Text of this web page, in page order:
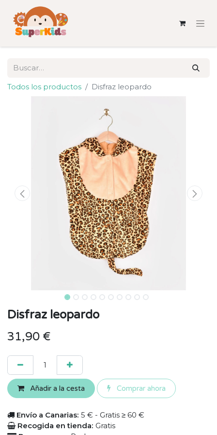
Todos los productos Disfraz leopardo
Disfraz leopardo
31,90 €
Añadir a la cesta Comprar ahora
Envío a Canarias: 5 € - Gratis ≥ 60 €
Recogida en tienda: Gratis